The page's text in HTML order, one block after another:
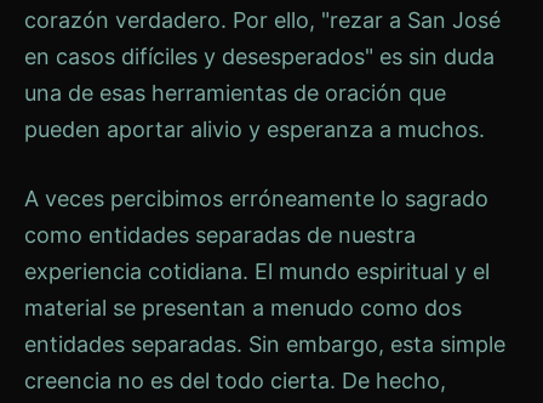
corazón verdadero. Por ello, "rezar a San José
en casos difíciles y desesperados" es sin duda
una de esas herramientas de oración que
pueden aportar alivio y esperanza a muchos.
A veces percibimos erróneamente lo sagrado
como entidades separadas de nuestra
experiencia cotidiana. El mundo espiritual y el
material se presentan a menudo como dos
entidades separadas. Sin embargo, esta simple
creencia no es del todo cierta. De hecho,